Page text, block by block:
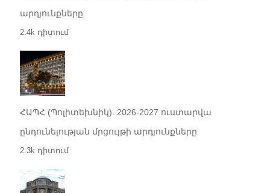
արդյունքները
2.4k դիտում
ՀԱՊՀ (Պոլիտեխնիկ). 2026-2027 ուստարվա
ընդունելության մրցույթի արդյունքները
2.3k դիտում